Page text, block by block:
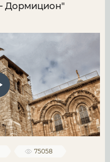
Дормицион"
75058